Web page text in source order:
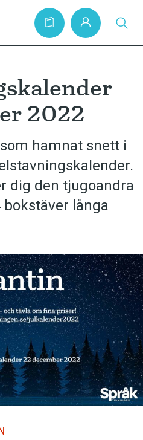
2022
hamnat snett i
dig den tjugoandra
bokstäver långa